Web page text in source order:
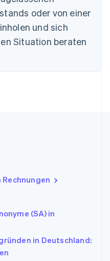
oder von einer
und sich
Situation beraten
(SA) in
in Deutschland: